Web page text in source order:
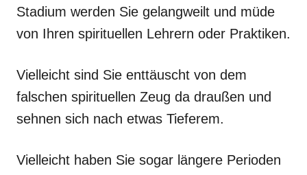
Stadium werden Sie gelangweilt und müde
von Ihren spirituellen Lehrern oder Praktiken.
Vielleicht sind Sie enttäuscht von dem
falschen spirituellen Zeug da draußen und
sehnen sich nach etwas Tieferem.
Vielleicht haben Sie sogar längere Perioden